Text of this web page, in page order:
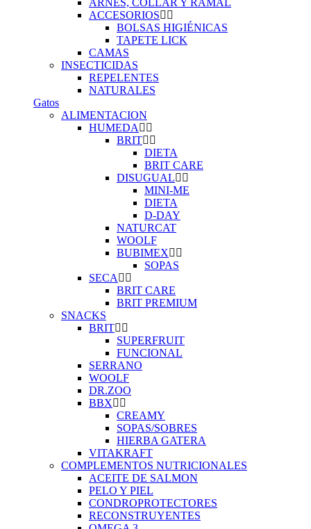
ARNES, COLLAR Y RAMAL
ACCESORIOS
BOLSAS HIGIÉNICAS
TAPETE LICK
CAMAS
INSECTICIDAS
REPELENTES
NATURALES
Gatos
ALIMENTACION
HUMEDA
BRIT
DIETA
BRIT CARE
DISUGUAL
MINI-ME
DIETA
D-DAY
NATURCAT
WOOLF
BUBIMEX
SOPAS
SECA
BRIT CARE
BRIT PREMIUM
SNACKS
BRIT
SUPERFRUIT
FUNCIONAL
SERRANO
WOOLF
DR.ZOO
BBX
CREAMY
SOPAS/SOBRES
HIERBA GATERA
VITAKRAFT
COMPLEMENTOS NUTRICIONALES
ACEITE DE SALMON
PELO Y PIEL
CONDROPROTECTORES
RECONSTRUYENTES